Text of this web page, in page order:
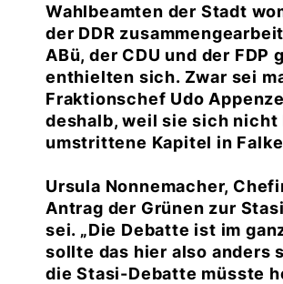
Wahlbeamten der Stadt
der DDR
ABü, der CDU und der
enthielten sich. Zwar sei
Fraktionschef Udo
deshalb, weil sie sich
umstrittene Kapitel in
Ursula Nonnemacher,
Antrag der Grünen zur
sei. „Die Debatte ist im
sollte das hier also anders
die Stasi-Debatte müsste